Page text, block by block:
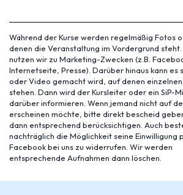
Während der Kurse werden regelmäßig Fotos
denen die Veranstaltung im Vordergrund
nutzen wir zu Marketing-Zwecken (z.B.
Internetseite, Presse). Darüber hinaus kann es
oder Video gemacht wird, auf denen einzelnen
stehen. Dann wird der Kursleiter oder ein SiP-
darüber informieren. Wenn jemand nicht auf
erscheinen möchte, bitte direkt bescheid
dann entsprechend berücksichtigen. Auch
nachträglich die Möglichkeit seine Einwilligung
Facebook bei uns zu widerrufen. Wir werden
entsprechende Aufnahmen dann löschen.